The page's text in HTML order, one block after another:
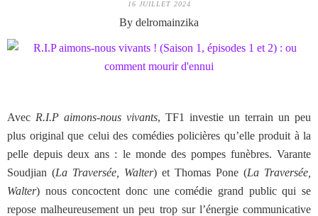
16 JUILLET 2024
By delromainzika
Avec R.I.P aimons-nous vivants, TF1 investie un terrain un peu
plus original que celui des comédies policières qu’elle produit à la
pelle depuis deux ans : le monde des pompes funèbres. Varante
Soudjian (La Traversée, Walter) et Thomas Pone (La Traversée,
Walter) nous concoctent donc une comédie grand public qui se
repose malheureusement un peu trop sur l’énergie communicative